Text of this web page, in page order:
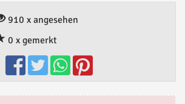
910 x angesehen
0 x gemerkt